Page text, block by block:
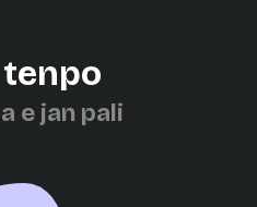
e jan pali